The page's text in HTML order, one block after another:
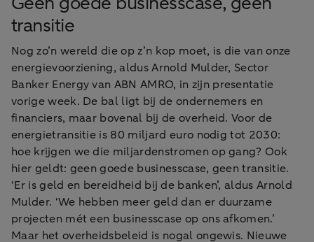
transitie
Nog zo’n wereld die op z’n kop moet, is die van onze
energievoorziening, aldus Arnold Mulder, Sector
Banker Energy van ABN AMRO, in zijn presentatie
vorige week. De bal ligt bij de ondernemers en
financiers, maar bovenal bij de overheid. Voor de
energietransitie is 80 miljard euro nodig tot 2030:
hoe krijgen we die miljardenstromen op gang? Ook
hier geldt: geen goede businesscase, geen transitie.
‘Er is geld en bereidheid bij de banken’, aldus Arnold
Mulder. ‘We hebben meer geld dan er duurzame
projecten mét een businesscase op ons afkomen.’
Maar het overheidsbeleid is nogal ongewis. Nieuwe